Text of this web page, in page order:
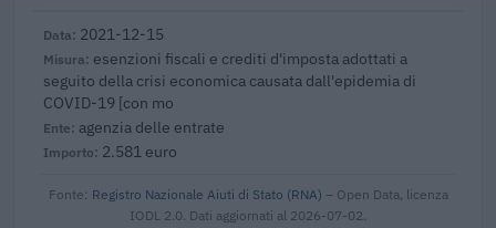
2021-12-15
esenzioni fiscali e crediti d'imposta adottati a
seguito della crisi economica causata dall'epidemia di
COVID-19 [con mo
agenzia delle entrate
2.581 euro
Fonte: Registro Nazionale Aiuti di Stato (RNA) – Open Data, licenza
IODL 2.0. Dati aggiornati al 2026-07-02.